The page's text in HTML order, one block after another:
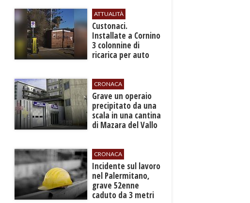
ATTUALITÀ
Custonaci.
Installate a Cornino
3 colonnine di
ricarica per auto
CRONACA
​Grave un operaio
precipitato da una
scala in una cantina
di Mazara del Vallo
CRONACA
​Incidente sul lavoro
nel Palermitano,
grave 52enne
caduto da 3 metri